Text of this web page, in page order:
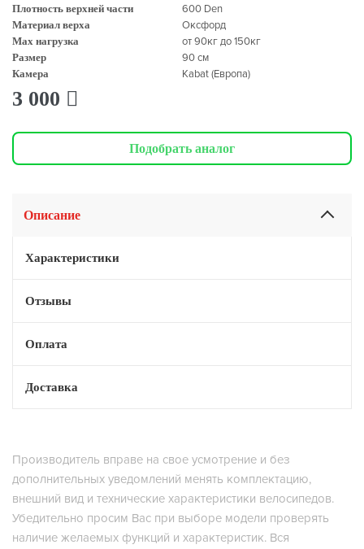
Плотность верхней части 600 Den
Материал верха Оксфорд
Max нагрузка от 90кг до 150кг
Размер 90 см
Камера Kabat (Европа)
3 000
Подобрать аналог
Описание
Характеристики
Отзывы
Оплата
Доставка
Производитель вправе на свое усмотрение и без
дополнительных уведомлений менять комплектацию,
внешний вид и технические характеристики велосипедов.
Убедительно просим Вас при выборе модели проверять
наличие желаемых функций и характеристик. Вся